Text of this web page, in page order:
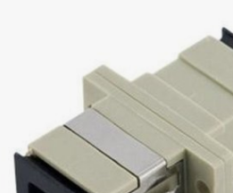
Wan / Lan Routers, Wi-Fi
systems